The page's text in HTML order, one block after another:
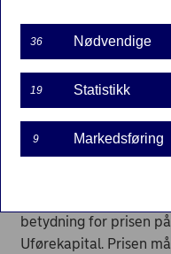
Priser for
Prisen for
betydning for prisen
Uførekapital. Prisen
36 Nødvendige
19 Statistikk
9 Markedsføring